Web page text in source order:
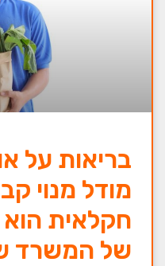
בריאות על
מודל מנוי
חקלאית
של המשרד